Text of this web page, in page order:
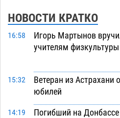
НОВОСТИ КРАТКО
16:58
Игорь Мартынов
учителям
15:32
Ветеран из Астрахани
юбилей
14:19
Погибший на